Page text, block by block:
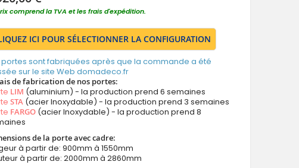
comprend la TVA et les frais d'expédition.
ICI POUR SÉLECTIONNER LA CONFIGURATION
portes sont fabriquées après que la commande a été
sur le site Web domadeco.fr
de fabrication de nos portes:
LIM (aluminium) - la production prend 6 semaines
STA (acier Inoxydable) - la production prend 3 semaines
FARGO (acier Inoxydable) - la production prend 8
de la porte avec cadre:
à partir de: 900mm à 1550mm
à partir de: 2000mm à 2860mm